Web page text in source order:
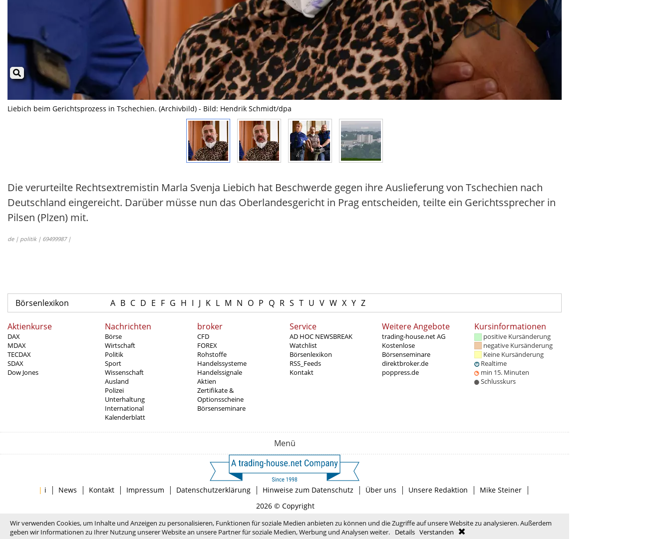
Liebich beim Gerichtsprozess in Tschechien. (Archivbild) - Bild: Hendrik Schmidt/dpa
Die verurteilte Rechtsextremistin Marla Svenja Liebich hat Beschwerde gegen ihre Auslieferung von Tschechien nach
Deutschland eingereicht. Darüber müsse nun das Oberlandesgericht in Prag entscheiden, teilte ein Gerichtssprecher in
Pilsen (Plzen) mit.
de | politik | 69499987 |
Börsenlexikon A B C D E F G H I J K L M N O P Q R S T U V W X Y Z
Aktienkurse
DAX
MDAX
TECDAX
SDAX
Dow Jones
Nachrichten
Börse
Wirtschaft
Politik
Sport
Wissenschaft
Ausland
Polizei
Unterhaltung
International
Kalenderblatt
broker
CFD
FOREX
Rohstoffe
Handelssysteme
Handelssignale
Aktien
Zertifikate &
Optionsscheine
Börsenseminare
Service
AD HOC NEWSBREAK
Watchlist
Börsenlexikon
RSS_Feeds
Kontakt
Weitere Angebote
trading-house.net AG
Kostenlose
Börsenseminare
direktbroker.de
poppress.de
Kursinformationen
positive Kursänderung
negative Kursänderung
Keine Kursänderung
Realtime
min 15. Minuten
Schlusskurs
Menü
| i | News | Kontakt | Impressum | Datenschutzerklärung | Hinweise zum Datenschutz | Über uns | Unsere Redaktion | Mike Steiner |
2026 © Copyright
Wir verwenden Cookies, um Inhalte und Anzeigen zu personalisieren, Funktionen für soziale Medien anbieten zu können und die Zugriffe auf unsere Website zu analysieren. Außerdem
geben wir Informationen zu Ihrer Nutzung unserer Website an unsere Partner für soziale Medien, Werbung und Analysen weiter.
Details Verstanden